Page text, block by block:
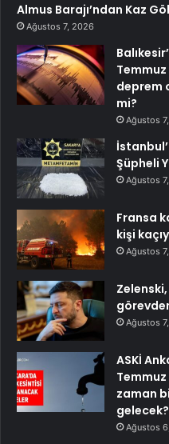
Almus Barajı’ndan Kaz
Ağustos 7, 2026
Temmuz
deprem
mi?
Ağustos
Şüpheli
Ağustos
Fransa
kişi
Ağustos
Ağustos
ASKİ
zaman
gelecek?
Ağustos